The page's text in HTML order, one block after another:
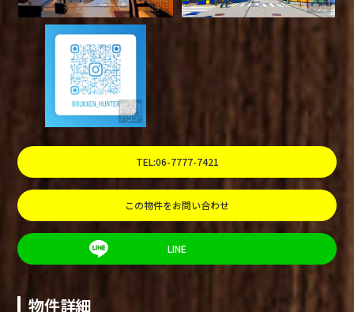
TEL:06-7777-7421
この物件をお問い合わせ
LINE
物件詳細